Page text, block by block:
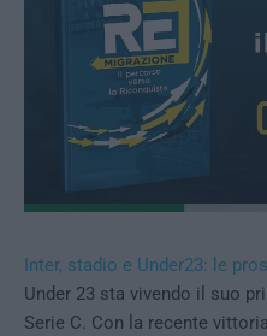
Inter, stadio e Under23: le
Under 23 sta vivendo il suo
Serie C. Con la recente